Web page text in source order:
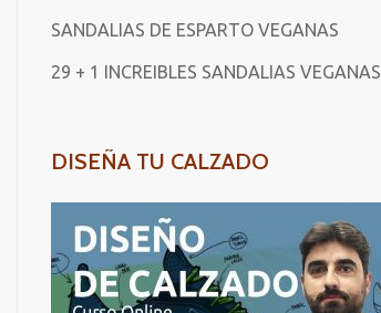
SANDALIAS DE ESPARTO VEGANAS
29 + 1 INCREIBLES SANDALIAS VEGANAS
DISEÑA TU CALZADO